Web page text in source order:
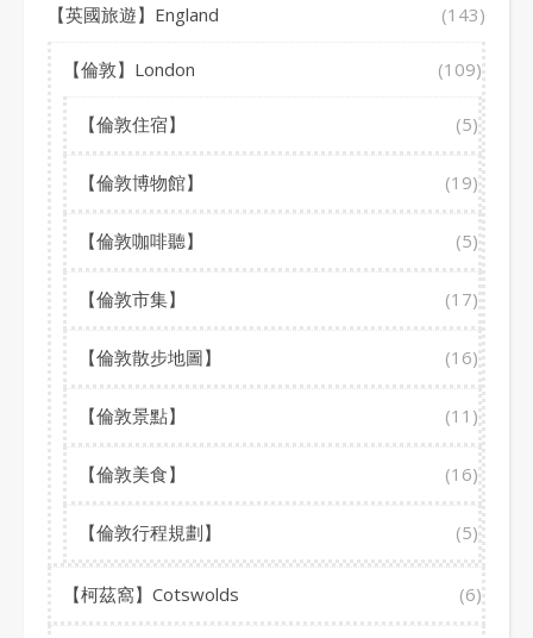
【英國旅遊】England (143)
【倫敦】London (109)
【倫敦住宿】 (5)
【倫敦博物館】 (19)
【倫敦咖啡聽】 (5)
【倫敦市集】 (17)
【倫敦散步地圖】 (16)
【倫敦景點】 (11)
【倫敦美食】 (16)
【倫敦行程規劃】 (5)
【柯茲窩】Cotswolds (6)